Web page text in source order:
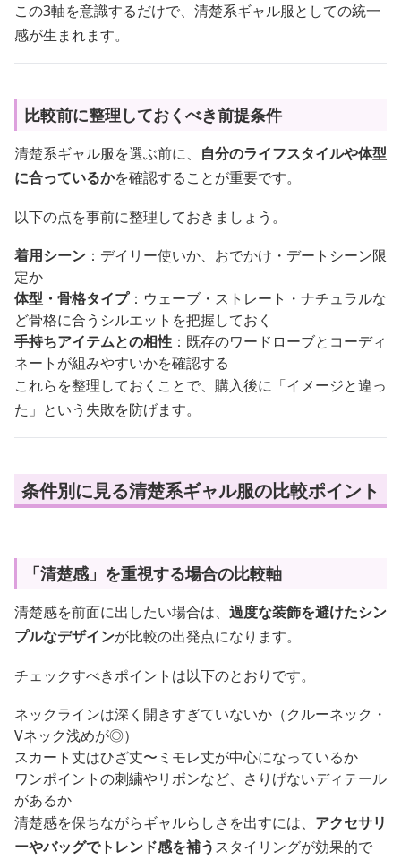
この3軸を意識するだけで、清楚系ギャル服としての統一
感が生まれます。
比較前に整理しておくべき前提条件
清楚系ギャル服を選ぶ前に、 自分のライフスタイルや体型
に合っているかを確認することが重要です。
以下の点を事前に整理しておきましょう。
着用シーン ：デイリー使いか、おでかけ・デートシーン限
定か
体型・骨格タイプ：ウェーブ・ストレート・ナチュラルな
ど骨格に合うシルエットを把握しておく
手持ちアイテムとの相性 ：既存のワードローブとコーディ
ネートが組みやすいかを確認する
これらを整理しておくことで、購入後に「イメージと違っ
た」という失敗を防げます。
条件別に見る清楚系ギャル服の比較ポイント
「清楚感」を重視する場合の比較軸
清楚感を前面に出したい場合は、 過度な装飾を避けたシン
プルなデザインが比較の出発点になります。
チェックすべきポイントは以下のとおりです。
ネックラインは深く開きすぎていないか（クルーネック・
Vネック浅めが◎）
スカート丈はひざ丈〜ミモレ丈が中心になっているか
ワンポイントの刺繍やリボンなど、さりげないディテール
があるか
清楚感を保ちながらギャルらしさを出すには、 アクセサリ
ーやバッグでトレンド感を補うスタイリングが効果的で